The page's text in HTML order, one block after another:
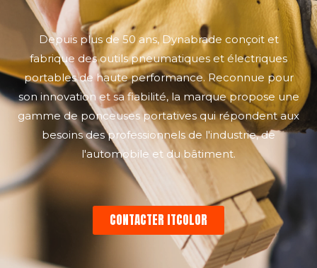
Depuis plus de 50 ans, Dynabrade conçoit et
fabrique des outils pneumatiques et électriques
portables de haute performance. Reconnue pour
son innovation et sa fiabilité, la marque propose une
gamme de ponceuses portatives qui répondent aux
besoins des professionnels de l'industrie, de
l'automobile et du bâtiment.
CONTACTER ITCOLOR